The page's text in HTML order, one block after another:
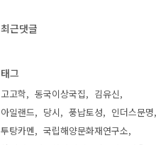
최근댓글
태그
고고학 동국이상국집
김유신
아일랜드
당시 풍납토성
인더스문명
투탕카멘
국립해양문화재연구소